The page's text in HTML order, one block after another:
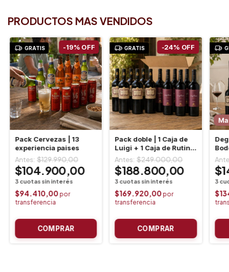
PRODUCTOS MAS VENDIDOS
GRATIS
Pack Cervezas | 13
experiencia paises
-19% OFF
$104.900,00
$129.990,00
$94.410,00
GRATIS
Pack doble | 1 Caja de
Luigi + 1 Caja de Rutini
Cab Mal
-24% OFF
$188.800,00
$249.000,00
$169.920,00